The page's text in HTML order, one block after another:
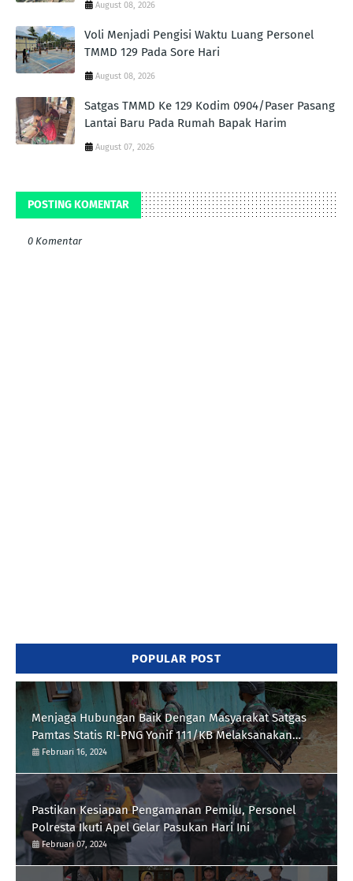
August 08, 2026
Voli Menjadi Pengisi Waktu Luang Personel
TMMD 129 Pada Sore Hari
August 08, 2026
Satgas TMMD Ke 129 Kodim 0904/Paser Pasang
Lantai Baru Pada Rumah Bapak Harim
August 07, 2026
POSTING KOMENTAR
0 Komentar
POPULAR POST
Menjaga Hubungan Baik Dengan Masyarakat Satgas
Pamtas Statis RI-PNG Yonif 111/KB Melaksanakan
Silaturrahmi
Februari 16, 2024
Pastikan Kesiapan Pengamanan Pemilu, Personel
Polresta Ikuti Apel Gelar Pasukan Hari Ini
Februari 07, 2024